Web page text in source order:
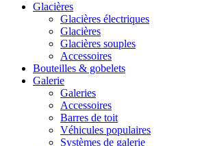
Glacières
Glacières électriques
Glacières
Glacières souples
Accessoires
Bouteilles & gobelets
Galerie
Galeries
Accessoires
Barres de toit
Véhicules populaires
Systèmes de galerie